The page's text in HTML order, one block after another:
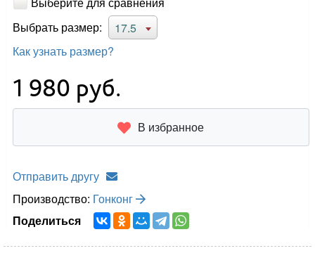
Выбрать размер:
17.5
Как узнать размер?
1 980 руб.
В избранное
Отправить другу
Производство: Гонконг
Поделиться